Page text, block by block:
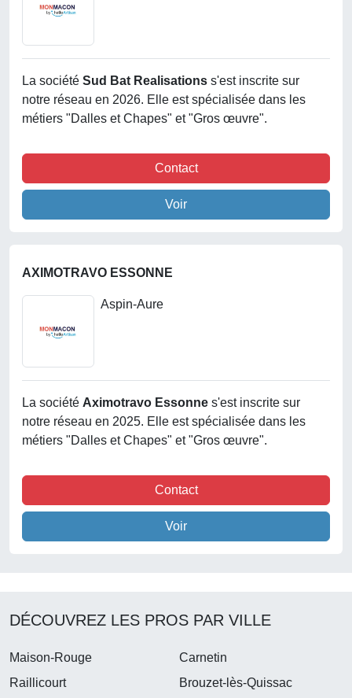
La société Sud Bat Realisations s'est inscrite sur
notre réseau en 2026. Elle est spécialisée dans les
métiers "Dalles et Chapes" et "Gros œuvre".
Contact
Voir
AXIMOTRAVO ESSONNE
Aspin-Aure
La société Aximotravo Essonne s'est inscrite sur
notre réseau en 2025. Elle est spécialisée dans les
métiers "Dalles et Chapes" et "Gros œuvre".
Contact
Voir
DÉCOUVREZ LES PROS PAR VILLE
Maison-Rouge
Carnetin
Raillicourt
Brouzet-lès-Quissac